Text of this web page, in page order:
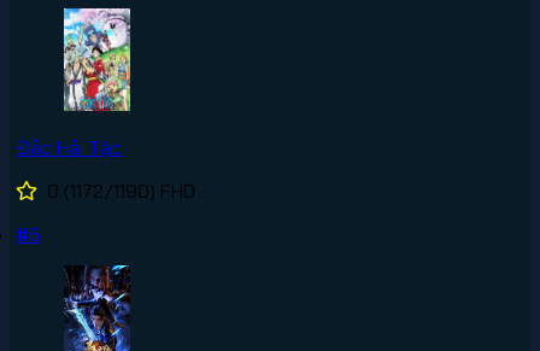
Đảo Hải Tặc
0 (1172/1190) FHD
#6